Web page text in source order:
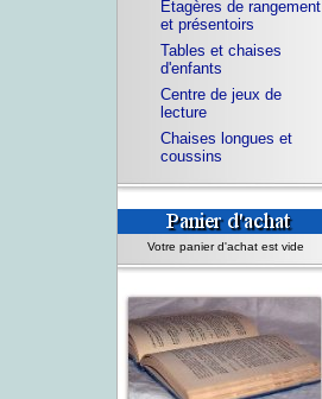
Étagères de rangement
et présentoirs
Tables et chaises
d'enfants
Centre de jeux de
lecture
Chaises longues et
coussins
Votre panier d'achat est vide